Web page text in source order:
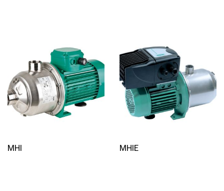
MHI MHIE